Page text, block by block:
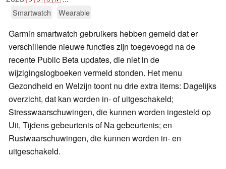
Smartwatch Wearable
Garmin smartwatch gebruikers hebben gemeld dat er
verschillende nieuwe functies zijn toegevoegd na de
recente Public Beta updates, die niet in de
wijzigingslogboeken vermeld stonden. Het menu
Gezondheid en Welzijn toont nu drie extra items: Dagelijks
overzicht, dat kan worden in- of uitgeschakeld;
Stresswaarschuwingen, die kunnen worden ingesteld op
Uit, Tijdens gebeurtenis of Na gebeurtenis; en
Rustwaarschuwingen, die kunnen worden in- en
uitgeschakeld.